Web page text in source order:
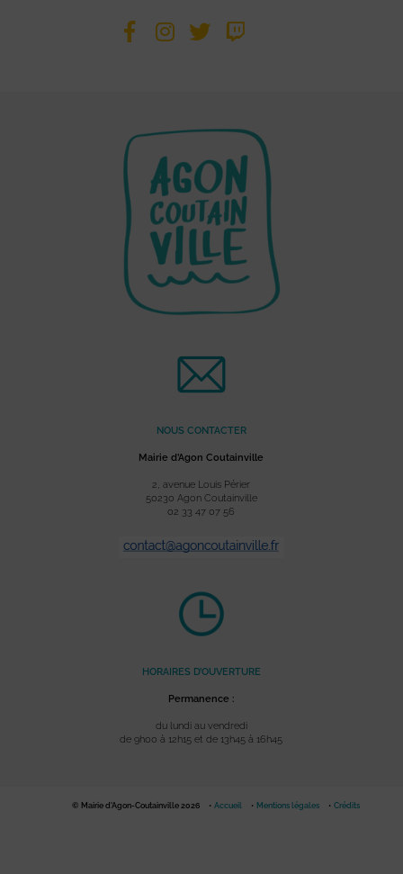
NOUS CONTACTER
Mairie d’Agon Coutainville
2, avenue Louis Périer
50230 Agon Coutainville
02 33 47 07 56
HORAIRES D’OUVERTURE
Permanence :
du lundi au vendredi
de 9h00 à 12h15 et de 13h45 à 16h45
© Mairie d'Agon-Coutainville 2026 Accueil Mentions légales Crédits